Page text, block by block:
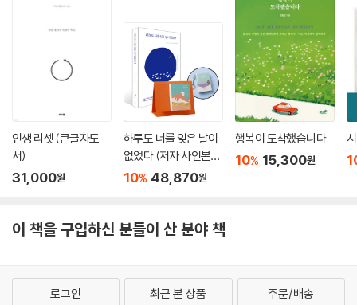
3부 〈수도의 향기로움〉은 고(故) 박완서 소설가가 아들을 잃고 마음의 회
복을 경험한 언덕방부터 성당, 구름다리, 종탑까지 수녀원의 풍경을 스케
치하며 동그란 마음을 그린다. 수녀원 생활도 인간사라 언짢은 일이 있는
데, 그때 “오늘 용서할 일을 오늘 용서할 때 평화가 찾아온다”(121쪽)라고
한다. “작은 천사가 되려면 큰 포기를 할 줄 알아야”(121쪽) 삶의 언덕길을
숨 가쁘게 오르내리지 않을 수 있겠다.
4부 〈생활의 부드러움〉은 광안리 바닷가에서 조가비를 줍는 일부터 매일
겸손한 마음으로 신발을 신는 일까지 나의 하루를 안아주고 사랑하는 즐거
불리는 것임을 다시금 생각하며”(139쪽) 내 곁에 있는 사람들의 이름을
떠올리며 안녕을 빌어주는 마음의 예쁨을 생각해보게 한다.
5부 〈추억의 아름다움〉은 어머니의 유품부터 문인들과의 일화까지 맑은
물에 깎이고 닦이는 돌처럼 추억도 시간이 흐르며 아름다워짐을 이야기한
인생 리셋 (큰글자도
서)
31,000원
하루도 너를 잊은 날이
없었다 (저자 사인본)
+ 명상가를 위한 365
10% 48,870원
행복이 도착했습니다
10% 15,300원
이 책을 구입하신 분들이 산 분야 책
로그인 최근 본 상품 주문/배송